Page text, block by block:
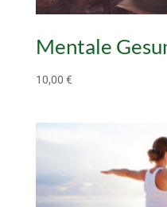
Mentale
10,00 €